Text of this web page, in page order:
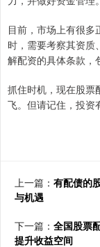
目前，市场上有很多
时，需要考察其资质
解配资的具体条款，
抓住时机，现在股票
飞。但请记住，投资
上一篇： 有配债的
与机遇
下一篇： 全国股票
提升收益空间